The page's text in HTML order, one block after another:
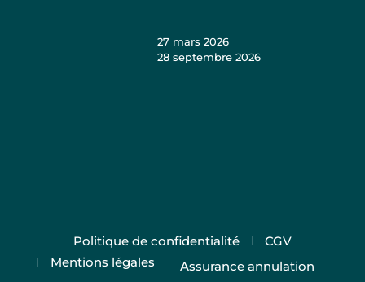
27 mars 2026
28 septembre 2026
Politique de confidentialité
CGV
Mentions légales
Assurance annulation